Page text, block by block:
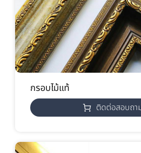
กรอบไม้แท้
ติดต่อสอบถา